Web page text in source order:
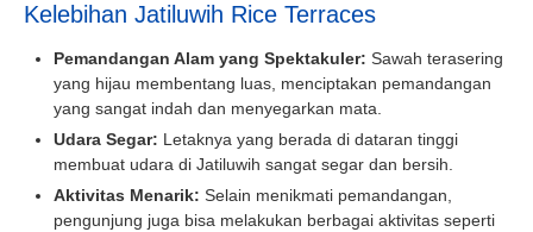
Kelebihan Jatiluwih Rice Terraces
Pemandangan Alam yang Spektakuler: Sawah terasering
yang hijau membentang luas, menciptakan pemandangan
yang sangat indah dan menyegarkan mata.
Udara Segar: Letaknya yang berada di dataran tinggi
membuat udara di Jatiluwih sangat segar dan bersih.
Aktivitas Menarik: Selain menikmati pemandangan,
pengunjung juga bisa melakukan berbagai aktivitas seperti